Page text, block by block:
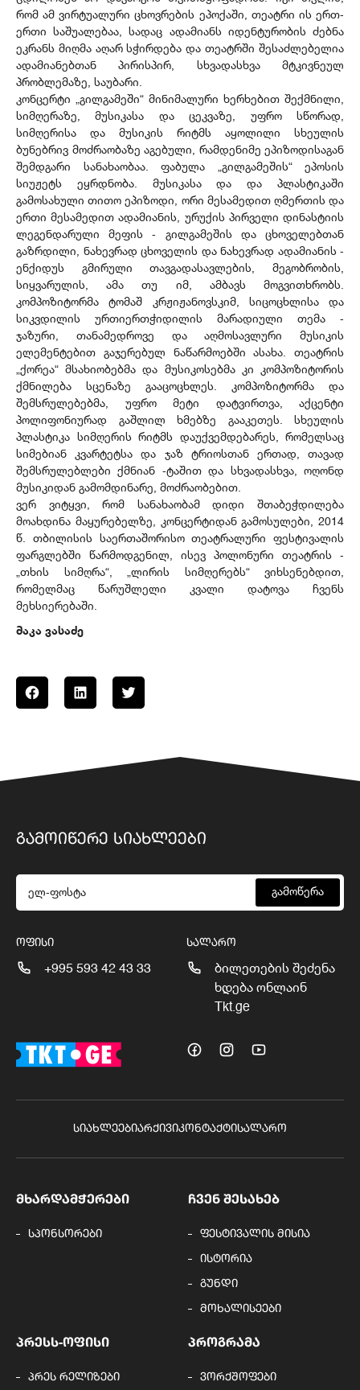
რომ ამ ვირტუალური ცხოვრების ეპოქაში, თეატრი ის ერთ-
ერთი საშუალებაა, სადაც ადამიანს იდენტურობის ძებნა
ეკრანს მიღმა აღარ სჭირდება და თეატრში შესაძლებელია
ადამიანებთან პირისპირ, სხვადასხვა მტკივნეულ
პრობლემაზე, საუბარი.
კონცერტი „გილგამეში“ მინიმალური ხერხებით შექმნილი,
სიმღერაზე, მუსიკასა და ცეკვაზე, უფრო სწორად,
სიმღერისა და მუსიკის რიტმს აყოლილი სხეულის
ბუნებრივ მოძრაობაზე აგებული, რამდენიმე ეპიზოდისაგან
შემდგარი სანახაობაა. ფაბულა „გილგამეშის“ ეპოსის
სიუჟეტს ეყრდნობა. მუსიკასა და და პლასტიკაში
გამოსახული თითო ეპიზოდი, ორი მესამედით ღმერთის და
ერთი მესამედით ადამიანის, ურუქის პირველი დინასტიის
ლეგენდარული მეფის - გილგამეშის და ცხოველებთან
გაზრდილი, ნახევრად ცხოველის და ნახევრად ადამიანის -
ენქიდუს გმირული თავგადასავლების, მეგობრობის,
სიყვარულის, ამა თუ იმ, ამბავს მოგვითხრობს.
კომპოზიტორმა ტომაშ კრჟიჟანოვსკიმ, სიცოცხლისა და
სიკვდილის ურთიერთჭიდილის მარადიული თემა -
ჯაზური, თანამედროვე და აღმოსავლური მუსიკის
ელემენტებით გაჯერებულ ნაწარმოებში ასახა. თეატრის
„ქორეა“ მსახიობებმა და მუსიკოსებმა კი კომპოზიტორის
ქმნილება სცენაზე გააცოცხლეს. კომპოზიტორმა და
შემსრულებებმა, უფრო მეტი დატვირთვა, აქცენტი
პოლიფონიურად გაშლილ ხმებზე გააკეთეს. სხეულის
პლასტიკა სიმღერის რიტმს დაუქვემდებარეს, რომელსაც
სიმებიან კვარტეტსა და ჯაზ ტრიოსთან ერთად, თავად
შემსრულებლები ქმნიან -ტაშით და სხვადასხვა, ოღონდ
მუსიკიდან გამომდინარე, მოძრაობებით.
ვერ ვიტყვი, რომ სანახაობამ დიდი შთაბეჭდილება
მოახდინა მაყურებელზე, კონცერტიდან გამოსულები, 2014
წ. თბილისის საერთაშორისო თეატრალური ფესტივალის
ფარგლებში წარმოდგენილ, ისევ პოლონური თეატრის -
„თხის სიმღრა“, „ლირის სიმღერებს“ ვიხსენებდით,
რომელმაც წარუშლელი კვალი დატოვა ჩვენს
მეხსიერებაში.
მაკა ვასაძე
ᲒᲐᲛᲝᲘᲬᲔᲠᲔ ᲡᲘᲐᲮᲚᲔᲔᲑᲘ
გამოწერა
ᲝᲤᲘᲡᲘ
+995 593 42 43 33
ᲡᲐᲚᲐᲠᲝ
ბილეთების შეძენა
ხდება ონლაინ
Tkt.ge
ᲡᲘᲐᲮᲚᲔᲔᲑᲘᲐᲠᲥᲘᲕᲘᲙᲝᲜᲢᲐᲥᲢᲘᲡᲐᲚᲐᲠᲝ
ᲛᲮᲐᲠᲓᲐᲛᲭᲔᲠᲔᲑᲘ
სპონსორები
ᲩᲕᲔᲜ ᲨᲔᲡᲐᲮᲔᲑ
ფესტივალის მისია
ისტორია
გუნდი
მოხალისეები
ᲞᲠᲔᲡᲡ-ᲝᲤᲘᲡᲘ
პრეს რელიზები
ᲞᲠᲝᲒᲠᲐᲛᲐ
ვორქშოფები